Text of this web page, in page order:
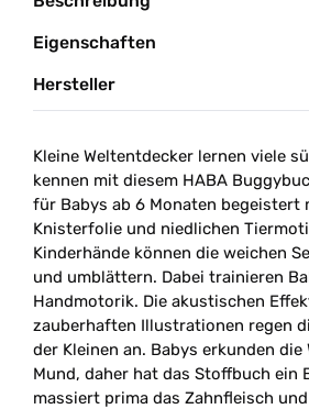
Eigenschaften
Hersteller
Kleine Weltentdecker lernen viele
kennen mit diesem HABA
für Babys ab 6 Monaten begeistert
Knisterfolie und niedlichen
Kinderhände können die weichen
und umblättern. Dabei trainieren
Handmotorik. Die akustischen
zauberhaften Illustrationen regen
der Kleinen an. Babys erkunden
Mund, daher hat das Stoffbuch ein
massiert prima das Zahnfleisch